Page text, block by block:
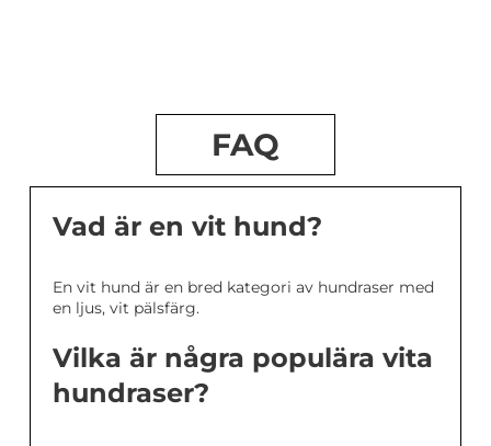
FAQ
Vad är en vit hund?
En vit hund är en bred kategori av hundraser med
en ljus, vit pälsfärg.
Vilka är några populära vita
hundraser?